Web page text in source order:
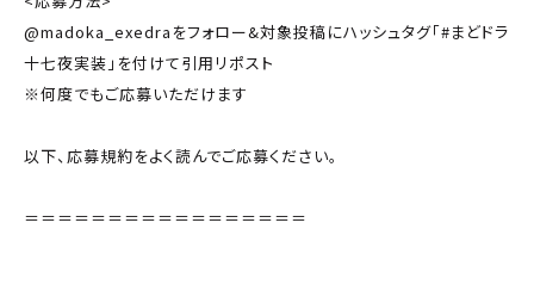
@madoka_exedraをフォロー&対象投稿にハッシュタグ「#まどドラ
十七夜実装」を付けて引用リポスト
※何度でもご応募いただけます
以下、応募規約をよく読んでご応募ください。
＝＝＝＝＝＝＝＝＝＝＝＝＝＝＝＝＝